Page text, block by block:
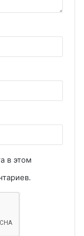
в этом